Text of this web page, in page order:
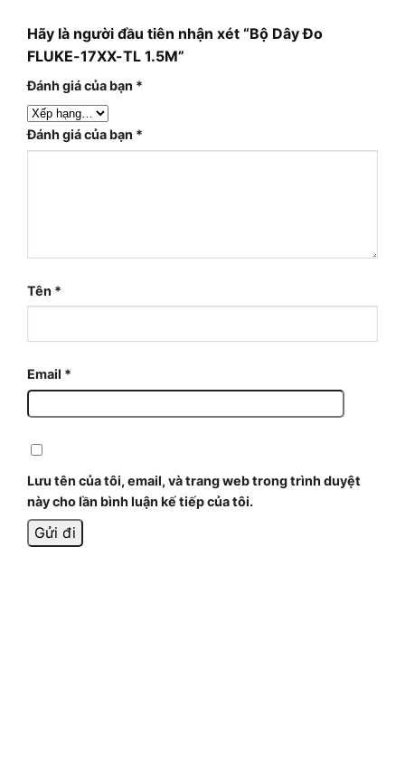
Hãy là người đầu tiên nhận xét “Bộ Dây Đo
FLUKE-17XX-TL 1.5M”
Đánh giá của bạn *
Đánh giá của bạn *
Tên *
Email *
Lưu tên của tôi, email, và trang web trong trình duyệt
này cho lần bình luận kế tiếp của tôi.